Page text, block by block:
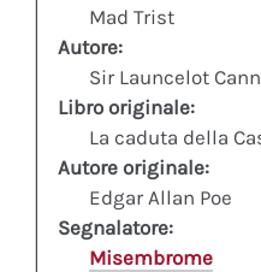
Mad Trist
Autore:
Sir Launcelot
Libro originale:
La caduta della
Autore originale:
Edgar Allan Poe
Segnalatore:
Misembrome